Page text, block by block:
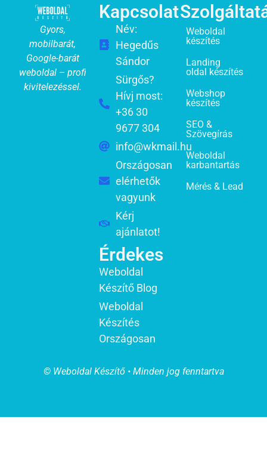
Gyors,
mobilbarát,
Google-barát
weboldal – profi
kivitelezéssel.
Kapcsolat
Név:
Hegedűs
Sándor
Sürgős?
Hívj most:
+36 30
9677 304
info@wkmail.hu
Országosan
elérhetők
vagyunk
Kérj
ajánlatot!
Érdekes
Weboldal
Készítő Blog
Weboldal
Készítés
Országosan
Weboldal
készítés
Landing
oldal készítés
Webshop
készítés
SEO &
Szövegírás
Weboldal
karbantartás
Mérés & Lead
© Weboldal Készítő • Minden jog fenntartva